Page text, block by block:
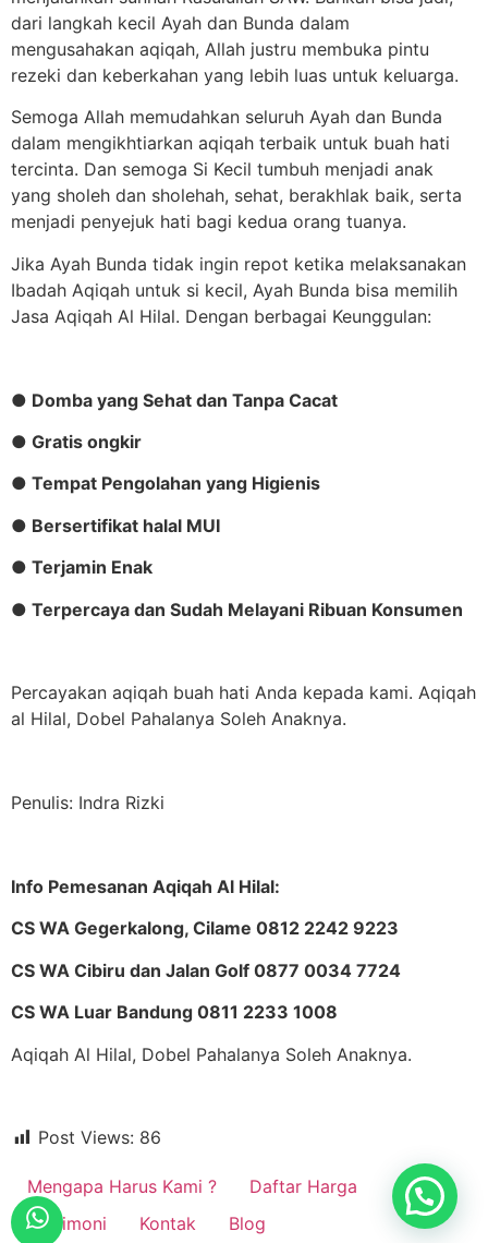
dari langkah kecil Ayah dan Bunda dalam
mengusahakan aqiqah, Allah justru membuka pintu
rezeki dan keberkahan yang lebih luas untuk keluarga.
Semoga Allah memudahkan seluruh Ayah dan Bunda
dalam mengikhtiarkan aqiqah terbaik untuk buah hati
tercinta. Dan semoga Si Kecil tumbuh menjadi anak
yang sholeh dan sholehah, sehat, berakhlak baik, serta
menjadi penyejuk hati bagi kedua orang tuanya.
Jika Ayah Bunda tidak ingin repot ketika melaksanakan
Ibadah Aqiqah untuk si kecil, Ayah Bunda bisa memilih
Jasa Aqiqah Al Hilal. Dengan berbagai Keunggulan:
● Domba yang Sehat dan Tanpa Cacat
● Gratis ongkir
● Tempat Pengolahan yang Higienis
● Bersertifikat halal MUI
● Terjamin Enak
● Terpercaya dan Sudah Melayani Ribuan Konsumen
Percayakan aqiqah buah hati Anda kepada kami. Aqiqah
al Hilal, Dobel Pahalanya Soleh Anaknya.
Penulis: Indra Rizki
Info Pemesanan Aqiqah Al Hilal:
CS WA Gegerkalong, Cilame 0812 2242 9223
CS WA Cibiru dan Jalan Golf 0877 0034 7724
CS WA Luar Bandung 0811 2233 1008
Aqiqah Al Hilal, Dobel Pahalanya Soleh Anaknya.
Post Views: 86
Mengapa Harus Kami ?
Daftar Harga
Testimoni
Kontak Blog